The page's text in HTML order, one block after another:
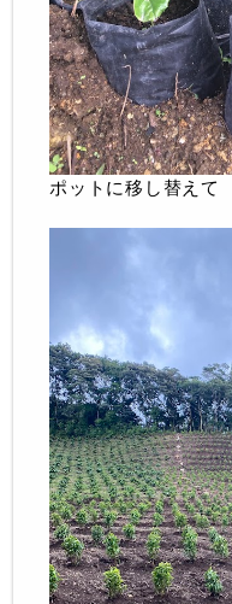
ポットに移し替えて